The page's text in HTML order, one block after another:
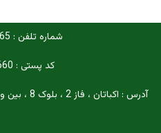
شماره تلفن : 02144694665
کد پستی : 1396733660
آدرس : اکباتان ، فاز 2 ، بلوک 8 ، بین ورودی 2 و 3 ، پلاک 6 ، واحد همکف